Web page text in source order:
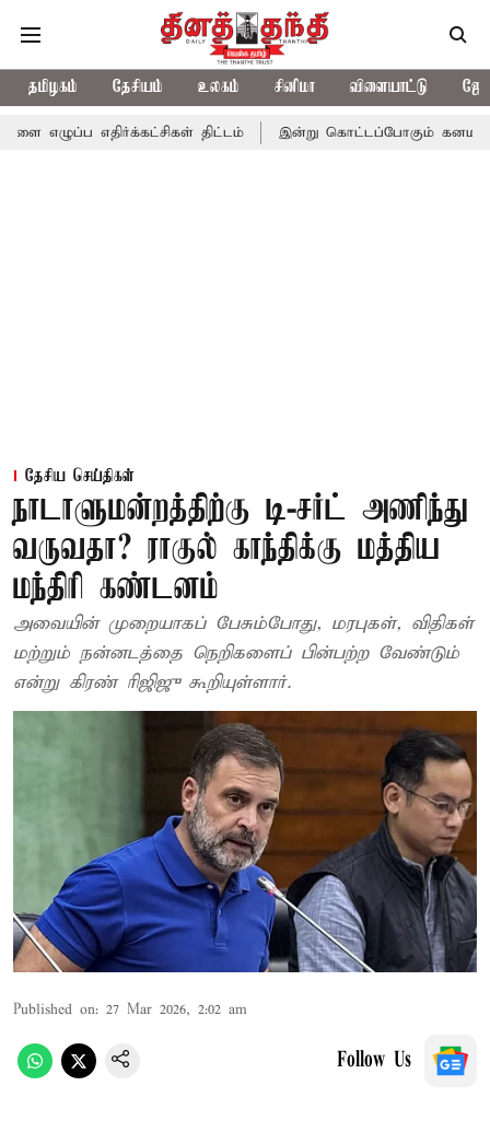
தமிழகம் தேசியம் உலகம் சினிமா விளையாட்டு
திட்டம் இன்று கொட்டப்போகும் கனமழை.. எந்தெந்த
தேசிய செய்திகள்
நாடாளுமன்றத்திற்கு டி-சர்ட் அணிந்து
வருவதா? ராகுல் காந்திக்கு மத்திய
மந்திரி கண்டனம்
அவையின் முறையாகப் பேசும்போது, மரபுகள், விதிகள்
மற்றும் நன்னடத்தை நெறிகளைப் பின்பற்ற வேண்டும்
என்று கிரண் ரிஜிஜு கூறியுள்ளார்.
Published on: 27 Mar 2026, 2:02 am
Follow Us